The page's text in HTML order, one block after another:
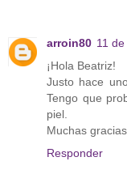
arroin80 11
¡Hola Beatriz!
Justo hace
Tengo que
piel.
Muchas
Responder